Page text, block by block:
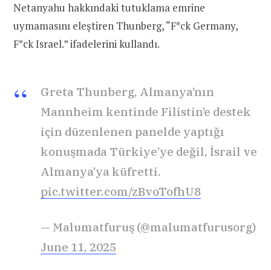
Netanyahu hakkındaki tutuklama emrine
uymamasını eleştiren Thunberg, “F*ck Germany,
F*ck Israel.” ifadelerini kullandı.
Greta Thunberg, Almanya’nın
Mannheim kentinde Filistin’e destek
için düzenlenen panelde yaptığı
konuşmada Türkiye’ye değil, İsrail ve
Almanya’ya küfretti.
pic.twitter.com/zBvoTofhU8
— Malumatfuruş (@malumatfurusorg)
June 11, 2025